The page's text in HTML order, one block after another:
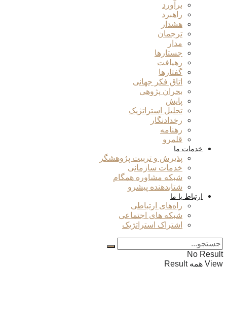
برآورد
راهبرد
هشدار
ترجمان
مدار
جستارها
رهیافت
گفتارها
اتاق فکر جهانی
بحران پژوهی
پایش
تحلیل استراتژیک
رخدادنگار
رهنامه
قلمرو
خدمات ما
پذیرش و تربیت پژوهشگر
خدمات سازمانی
شبکه مشاوره همگام
شتابدهنده پیشرو
ارتباط با ما
راه‌های ارتباطی
شبکه های اجتماعی
اشتراک استراتژیک
No Result
View همه Result